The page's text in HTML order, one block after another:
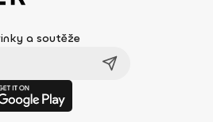
a soutěže